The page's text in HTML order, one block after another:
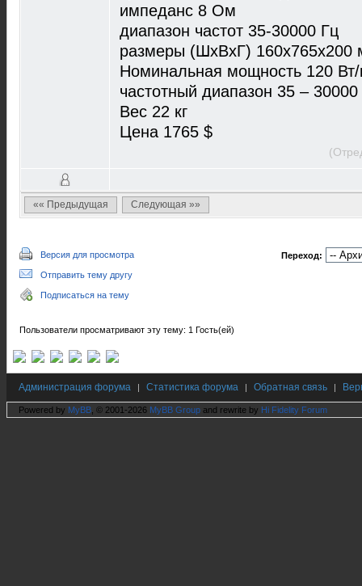
импеданс 8 Ом
диапазон частот 35-30000 Гц
размеры (ШхВхГ) 160x765x200
Номинальная мощность 120 Вт/
частотный диапазон 35 – 30000
Вес 22 кг
Цена 1765 $
«« Предыдущая Следующая »»
Версия для просмотра
Отправить тему другу
Подписаться на тему
Переход:
Пользователи просматривают эту тему: 1 Гость(ей)
Администрация форума | Статистика форума | Обратная связь |
Powered by MyBB , © 2001-2026 MyBB Group and rewrite by Hi Fidelity Forum